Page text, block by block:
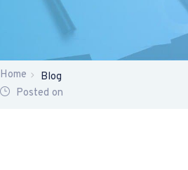
Home
Blog
Posted on